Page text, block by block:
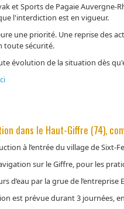
et Sports de Pagaie
l'interdiction est en vigueur.
une priorité. Une reprise des
toute sécurité.
évolution de la situation dès
dans le Haut-Giffre (74),
à l’entrée du village de Sixt-
sur le Giffre, pour les
d’eau par la grue de
est prévue durant 3 journées,